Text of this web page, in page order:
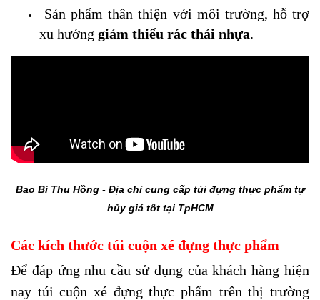
Sản phẩm thân thiện với môi trường, hỗ trợ
xu hướng giảm thiểu rác thải nhựa.
Bao Bì Thu Hồng - Địa chỉ cung cấp túi đựng thực phẩm tự
hủy giá tốt tại TpHCM
Các kích thước túi cuộn xé đựng thực phẩm
Để đáp ứng nhu cầu sử dụng của khách hàng hiện
nay túi cuộn xé đựng thực phẩm trên thị trường